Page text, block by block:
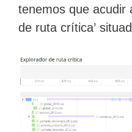
tenemos que acudir
de ruta crítica’